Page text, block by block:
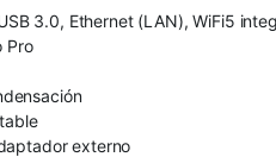
3.0, Ethernet (LAN), WiFi5
Pro
externo